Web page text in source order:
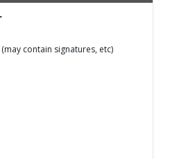
contain signatures, etc)